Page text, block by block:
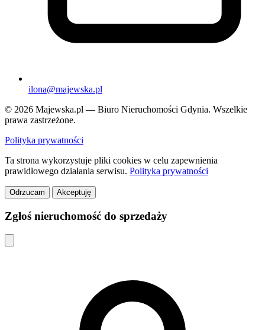
ilona@majewska.pl
© 2026 Majewska.pl — Biuro Nieruchomości Gdynia. Wszelkie
prawa zastrzeżone.
Polityka prywatności
Ta strona wykorzystuje pliki cookies w celu zapewnienia
prawidłowego działania serwisu. Polityka prywatności
Odrzucam Akceptuję
Zgłoś nieruchomość do sprzedaży